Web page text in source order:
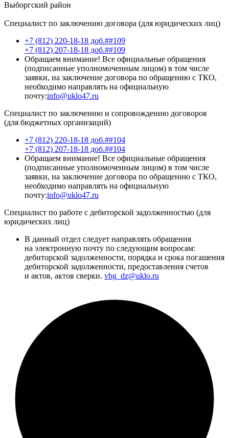
Выборгский район
Специалист по заключению договора (для юридических лиц)
+7 (812) 220-18-18 доб.##109
+7 (812) 207-18-18 доб.##109
Обращаем внимание! Все официальные обращения
(подписанные уполномоченным лицом) в том числе
заявки, на заключение договора по обращению с ТКО,
необходимо направлять на официальную
почту:info@uklo47.ru
Специалист по заключению и сопровождению договоров
(для бюджетных организаций)
+7 (812) 220-18-18 доб.##104
+7 (812) 207-18-18 доб.##104
Обращаем внимание! Все официальные обращения
(подписанные уполномоченным лицом) в том числе
заявки, на заключение договора по обращению с ТКО,
необходимо направлять на официальную
почту:info@uklo47.ru
Специалист по работе с дебиторской задолженностью (для
юридических лиц)
В данный отдел следует направлять обращения
на электронную почту по следующим вопросам:
дебиторской задолженности, порядка и срока погашения
дебиторской задолженности, предоставления счетов
и актов, актов сверки. vbg_dz@uklo.ru